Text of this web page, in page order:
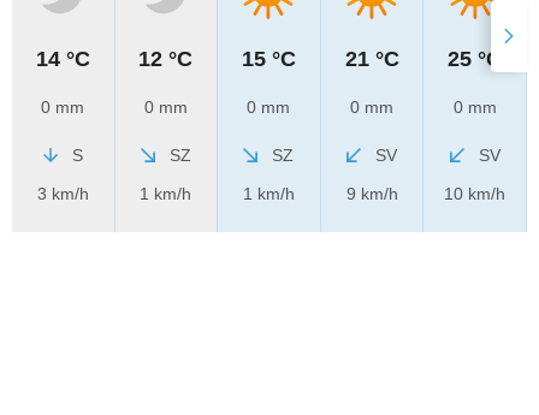
14 °C
0 mm
S
3 km/h
12 °C
0 mm
SZ
1 km/h
15 °C
0 mm
SZ
1 km/h
21 °C
0 mm
SV
9 km/h
25 °C
0 mm
SV
10 km/h